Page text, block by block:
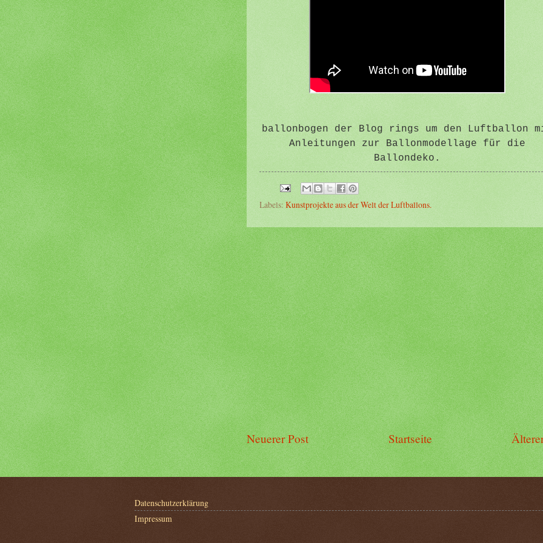
ballonbogen der Blog rings um den Luftballon
Anleitungen zur Ballonmodellage für die
Ballondeko.
Labels: Kunstprojekte aus der Welt der Luftballons.
Neuerer Post Startseite
Datenschutzerklärung
Impressum